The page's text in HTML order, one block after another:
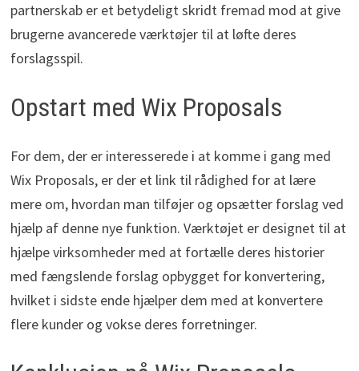
partnerskab er et betydeligt skridt fremad mod at give
brugerne avancerede værktøjer til at løfte deres
forslagsspil.
Opstart med Wix Proposals
For dem, der er interesserede i at komme i gang med
Wix Proposals, er der et link til rådighed for at lære
mere om, hvordan man tilføjer og opsætter forslag ved
hjælp af denne nye funktion. Værktøjet er designet til at
hjælpe virksomheder med at fortælle deres historier
med fængslende forslag opbygget for konvertering,
hvilket i sidste ende hjælper dem med at konvertere
flere kunder og vokse deres forretninger.